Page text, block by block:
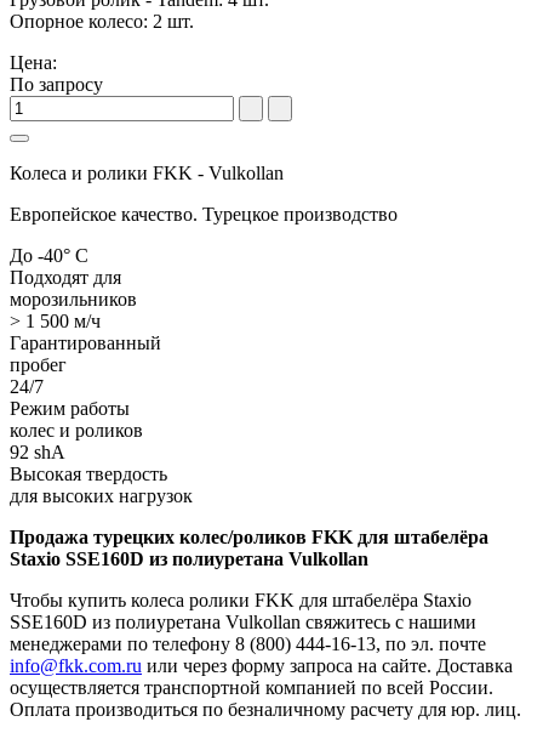
Опорное колесо: 2 шт.
Цена:
По запросу
Колеса и ролики FKK - Vulkollan
Европейское качество. Турецкое производство
До -40° С
Подходят для
морозильников
> 1 500 м/ч
Гарантированный
пробег
24/7
Режим работы
колес и роликов
92 shA
Высокая твердость
для высоких нагрузок
Продажа турецких колес/роликов FKK для штабелёра
Staxio SSE160D из полиуретана Vulkollan
Чтобы купить колеса ролики FKK для штабелёра Staxio
SSE160D из полиуретана Vulkollan свяжитесь с нашими
менеджерами по телефону 8 (800) 444-16-13, по эл. почте
info@fkk.com.ru или через форму запроса на сайте. Доставка
осуществляется транспортной компанией по всей России.
Оплата производиться по безналичному расчету для юр. лиц.